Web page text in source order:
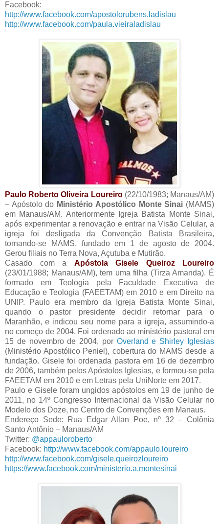
Facebook:
http://www.facebook.com/apostolorubens.ladislau
http://www.facebook.com/paula.vieiraladislau
Paulo Roberto Oliveira Loureiro(22/10/1983; Manaus/AM)
– Apóstolo do Ministério Apostólico Monte Sinai (MAMS)
em Manaus/AM. Anteriormente Igreja Batista Monte Sinai,
após experimentar a renovação e entrar na Visão Celular, a
igreja foi desligada da Convenção Batista Brasileira,
tornando-se MAMS, fundado em 1 de agosto de 2004.
Gerou filiais no Terra Nova, Açutuba e Mutirão.
Casado com a Apóstola Gisele Queiroz Loureiro
(23/01/1988; Manaus/AM), tem uma filha (Tirza Amanda). É
formado em Teologia pela Faculdade Executiva de
Educação e Teologia (FAEETAM) em 2010 e em Direito na
UNIP. Paulo era membro da Igreja Batista Monte Sinai,
quando o pastor presidente decidir retornar para o
Maranhão, e indicou seu nome para a igreja, assumindo-a
no começo de 2004. Foi ordenado ao ministério pastoral em
15 de novembro de 2004, por Overland e Shirley Iglesias
(Ministério Apostólico Peniel), cobertura do MAMS desde a
fundação. Gisele foi ordenada pastora em 16 de dezembro
de 2006, também pelos Apóstolos Iglesias, e formou-se pela
FAEETAM em 2010 e em Letras pela UniNorte em 2017.
Paulo e Gisele foram ungidos apóstolos em 19 de junho de
2011, no 14º Congresso Internacional da Visão Celular no
Modelo dos Doze, no Centro de Convenções em Manaus.
Endereço Sede: Rua Edgar Allan Poe, nº 32 – Colônia
Santo Antônio – Manaus/AM
Twitter: @appauloroberto
Facebook: http://www.facebook.com/appaulo.loureiro
http://www.facebook.com/gisele.queirozloureiro
https://www.facebook.com/ministerio.a.montesinai